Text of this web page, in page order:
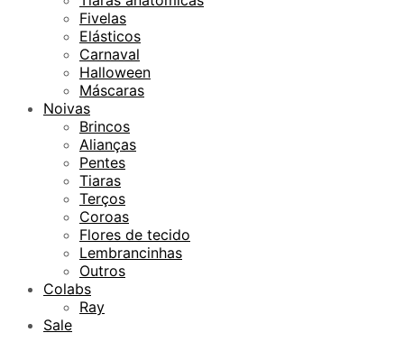
Fivelas
Elásticos
Carnaval
Halloween
Máscaras
Noivas
Brincos
Alianças
Pentes
Tiaras
Terços
Coroas
Flores de tecido
Lembrancinhas
Outros
Colabs
Ray
Sale